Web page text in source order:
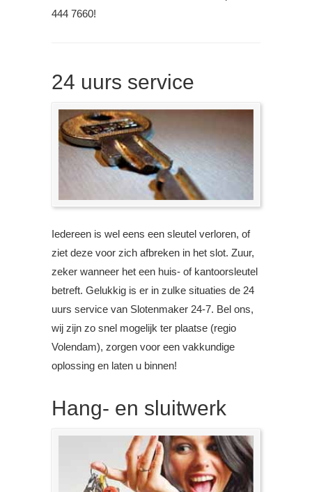
444 7660!
24 uurs service
Iedereen is wel eens een sleutel verloren, of
ziet deze voor zich afbreken in het slot. Zuur,
zeker wanneer het een huis- of kantoorsleutel
betreft. Gelukkig is er in zulke situaties de 24
uurs service van Slotenmaker 24-7. Bel ons,
wij zijn zo snel mogelijk ter plaatse (regio
Volendam), zorgen voor een vakkundige
oplossing en laten u binnen!
Hang- en sluitwerk